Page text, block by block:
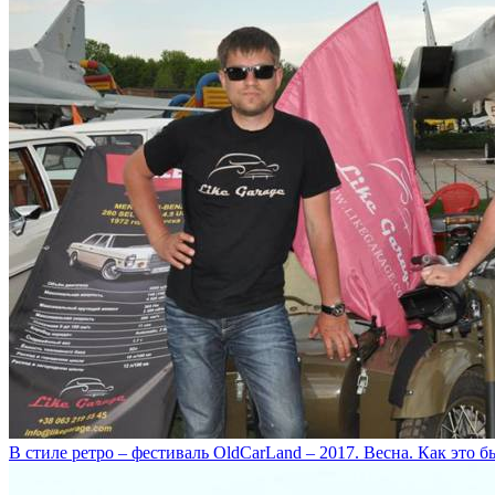
В стиле ретро – фестиваль OldCarLand – 2017. Весна. Как это